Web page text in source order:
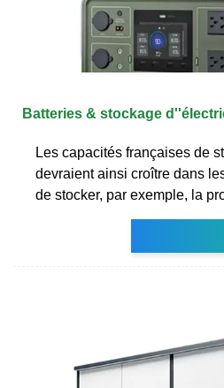
Batteries & stockage
Les capacités françaises de
devraient ainsi croître dans
de stocker, par exemple, la